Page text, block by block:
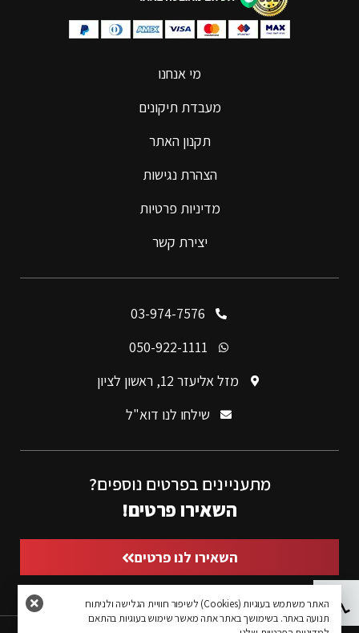
פתח סרגל נגישות
מי אנחנו
מעבדת תיקונים
תקנון האתר
הצהרת נגישות
מדיניות פרטיות
יצירת קשר
03-974-7576
050-922-1111
מזל אליעזר 12, ראשון לציון
שילחו לנו דוא"ל
מתעניינים בפרטים נוספים?
השאירו פרטים!
השאירו לנו פרטים
האתר משתמש בעוגיות (Cookies) לשיפור חוויית הגלישה ולניתוח
תנועה באתר. בשימושך באתר אתה מאשר שימוש בעוגיות בהתאם